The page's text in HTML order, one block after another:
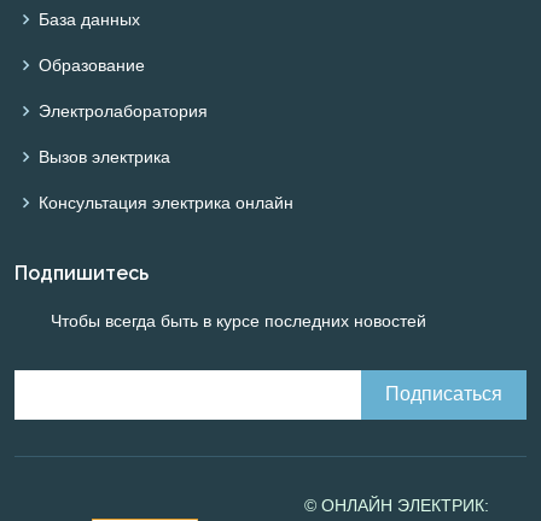
База данных
Образование
Электролаборатория
Вызов электрика
Консультация электрика онлайн
Подпишитесь
Чтобы всегда быть в курсе последних новостей
© ОНЛАЙН ЭЛЕКТРИК: